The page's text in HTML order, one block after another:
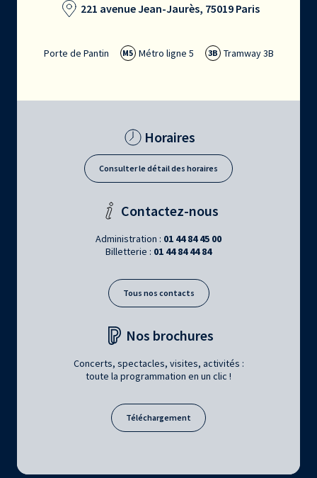
221 avenue Jean-Jaurès, 75019 Paris
Porte de Pantin M5 Métro ligne 5 3B Tramway 3B
Horaires
Consulter le détail des horaires
Contactez-nous
Administration : 01 44 84 45 00
Billetterie : 01 44 84 44 84
Tous nos contacts
Nos brochures
Concerts, spectacles, visites, activités :
toute la programmation en un clic !
Téléchargement